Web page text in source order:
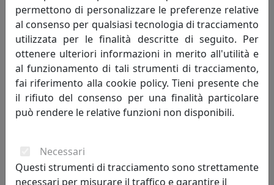
vivere in un loft e trovare il modo di dividere gli spazi
mantenendo la profondità dell’ambiente senza rinunciare
alla praticità delle esigenze quotidiane e al gusto per l’arte.
permettono di personalizzare le preferenze relative
al consenso per qualsiasi tecnologia di tracciamento
utilizzata per le finalità descritte di seguito. Per
ottenere ulteriori informazioni in merito all'utilità e
al funzionamento di tali strumenti di tracciamento,
fai riferimento alla cookie policy. Tieni presente che
il rifiuto del consenso per una finalità particolare
può rendere le relative funzioni non disponibili.
Necessari
Questi strumenti di tracciamento sono strettamente
necessari per misurare il traffico e garantire il